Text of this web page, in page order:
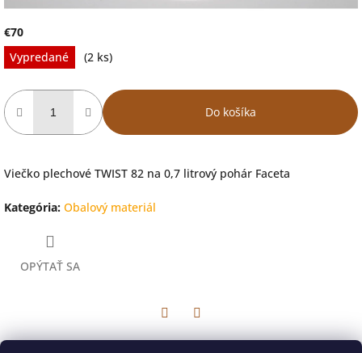
€70
Jednotková
cena:
Vypredané (2 ks)
Do košíka
Viečko plechové TWIST 82 na 0,7 litrový pohár Faceta
Kategória: Obalový materiál
OPÝTAŤ SA
FacebookTwitter